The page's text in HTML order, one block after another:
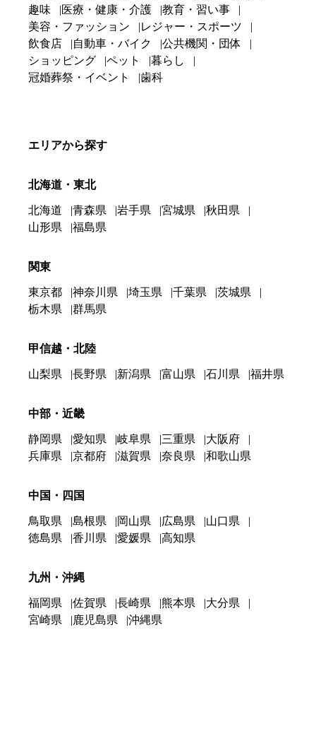
趣味
医療・健康・介護
教育・習い事
美容・ファッション
レジャー・スポーツ
飲食店
自動車・バイク
公共機関・団体
ショッピング
ペット
暮らし
冠婚葬祭・イベント
歯科
エリアから探す
北海道・東北
北海道 青森県 岩手県 宮城県
秋田県
山形県
福島県
関東
東京都 神奈川県 埼玉県 千葉県
茨城県
栃木県
群馬県
甲信越・北陸
山梨県 長野県 新潟県 富山県 石川県 福井県
中部・近畿
静岡県 愛知県 岐阜県 三重県
大阪府
兵庫県
京都府 滋賀県 奈良県 和歌山県
中国・四国
鳥取県 島根県 岡山県 広島県
山口県
徳島県
香川県 愛媛県 高知県
九州・沖縄
福岡県 佐賀県 長崎県 熊本県
大分県
宮崎県
鹿児島県 沖縄県